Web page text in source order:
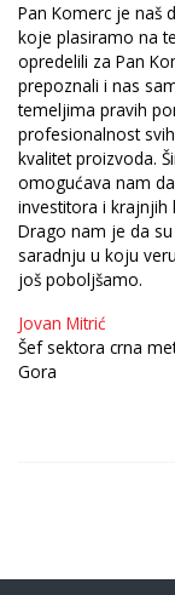
Pan Komerc je naš
koje plasiramo na
opredelili za Pan
prepoznali i nas
temeljima pravih
profesionalnost
kvalitet proizvoda.
omogućava nam
investitora i
Drago nam je da
saradnju u koju
još poboljšamo.
Jovan Mitrić
Šef sektora crna
Gora